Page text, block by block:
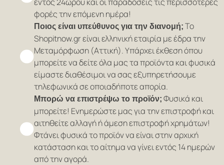
φορές την επόμενη ημέρα!
Ποιος είναι υπεύθυνος για την διανομή; Το
Shopitnow.gr είναι ελληνική εταιρία με έδρα την
Μεταμόρφωση (Αττική). Υπάρχει έκθεση όπου
μπορείτε να δείτε όλα μας τα προϊόντα και φυσικά
είμαστε διαθέσιμοι να σας εξυπηρετήσουμε
τηλεφωνικά σε οποιαδήποτε απορία.
Μπορώ να επιστρέψω το προϊόν; Φυσικά και
μπορείτε! Ενημερώστε μας για την επιστροφή και
αιτηθείτε αλλαγή ή άμεση επιστροφή χρημάτων!
Φτάνει φυσικά το προϊόν να είναι στην αρχική
κατάσταση και το αίτημα να γίνει εντός 14 ημερών
από την αγορά.